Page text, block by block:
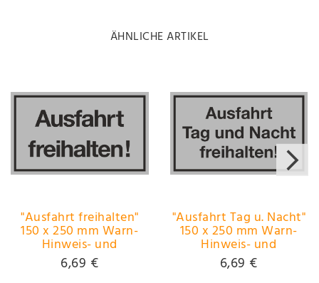
ÄHNLICHE ARTIKEL
"Ausfahrt freihalten"
150 x 250 mm Warn-
Hinweis- und
Verbotsschild PST-
Kunststoff ~~~~~
6,69 €
"Ausfahrt Tag u. Nacht"
150 x 250 mm Warn-
Hinweis- und
Verbotsschild PST-
Kunststoff ~~~~~
6,69 €